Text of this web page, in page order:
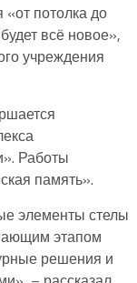
потолка до
всё новое»,
учреждения
Работы
память».
элементы стелы
этапом
решения и